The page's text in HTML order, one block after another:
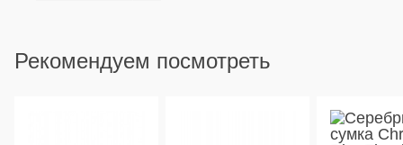
Рекомендуем посмотреть